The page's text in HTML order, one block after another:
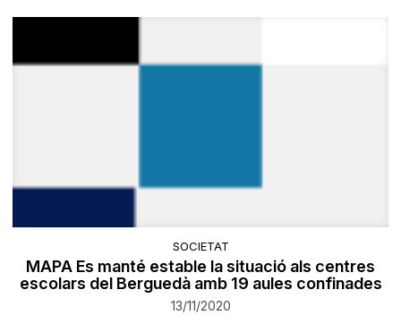
SOCIETAT
MAPA Es manté estable la situació als centres
escolars del Berguedà amb 19 aules confinades
13/11/2020